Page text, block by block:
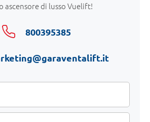
ascensore di lusso Vuelift!
800395385